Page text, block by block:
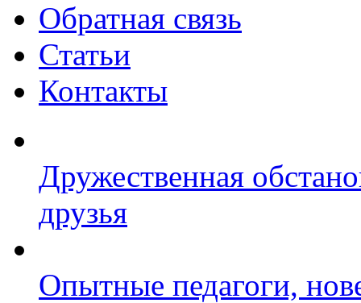
Обратная связь
Статьи
Контакты
Дружественная
друзья
Опытные педагоги,